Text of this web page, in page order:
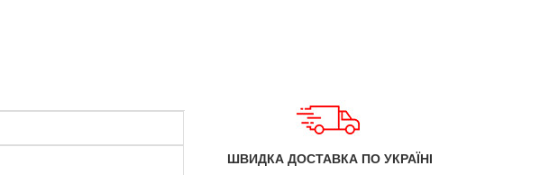
ШВИДКА ДОСТАВКА ПО УКРАЇНІ